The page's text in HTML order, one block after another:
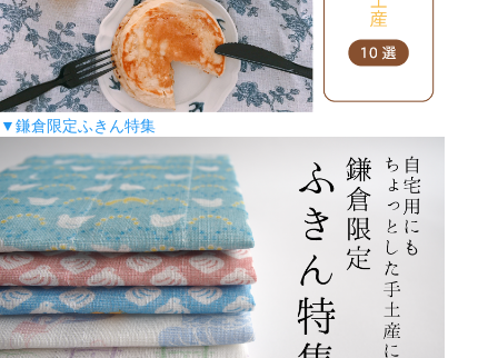
▼鎌倉限定ふきん特集